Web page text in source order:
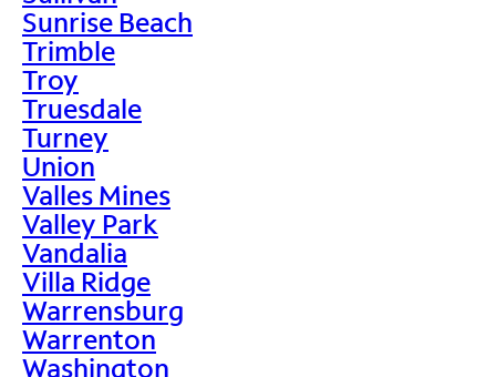
Sunrise Beach
Trimble
Troy
Truesdale
Turney
Union
Valles Mines
Valley Park
Vandalia
Villa Ridge
Warrensburg
Warrenton
Washington